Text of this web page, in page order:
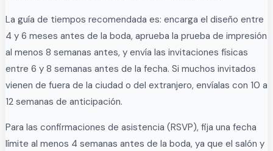
La guía de tiempos recomendada es: encarga el diseño entre
4 y 6 meses antes de la boda, aprueba la prueba de impresión
al menos 8 semanas antes, y envía las invitaciones físicas
entre 6 y 8 semanas antes de la fecha. Si muchos invitados
vienen de fuera de la ciudad o del extranjero, envíalas con 10 a
12 semanas de anticipación.
Para las confirmaciones de asistencia (RSVP), fija una fecha
límite al menos 4 semanas antes de la boda, ya que el salón y